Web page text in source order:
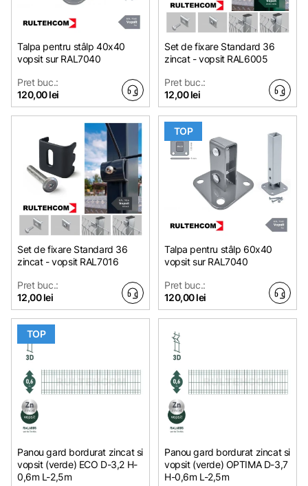
Talpa pentru stâlp 40x40
vopsit sur RAL7040
Pret buc.:
120,00 lei
Set de fixare Standard 36
zincat - vopsit RAL6005
Pret buc.:
12,00 lei
Set de fixare Standard 36
zincat - vopsit RAL7016
Pret buc.:
12,00 lei
TOP
Talpa pentru stâlp 60x40
vopsit sur RAL7040
Pret buc.:
120,00 lei
TOP
Panou gard bordurat zincat si
vopsit (verde) ECO D-3,2 H-
0,6m L-2,5m
Panou gard bordurat zincat si
vopsit (verde) OPTIMA D-3,7
H-0,6m L-2,5m